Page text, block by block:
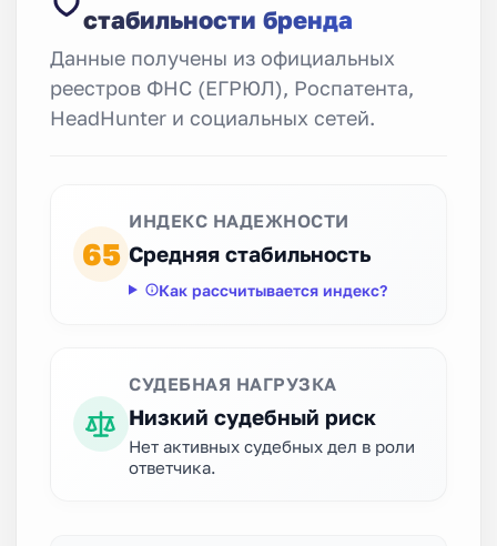
стабильности бренда
Данные получены из официальных
реестров ФНС (ЕГРЮЛ), Роспатента,
HeadHunter и социальных сетей.
65
ИНДЕКС НАДЕЖНОСТИ
Средняя стабильность
Как рассчитывается индекс?
СУДЕБНАЯ НАГРУЗКА
Низкий судебный риск
Нет активных судебных дел в роли
ответчика.